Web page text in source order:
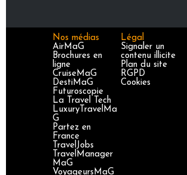
Nos médias
AirMaG
Brochures en
ligne
CruiseMaG
DestiMaG
Futuroscopie
La Travel Tech
LuxuryTravelMa
G
Partez en
France
TravelJobs
TravelManager
MaG
VoyageursMaG
Légal
Signaler un
contenu illicite
Plan du site
RGPD
Cookies